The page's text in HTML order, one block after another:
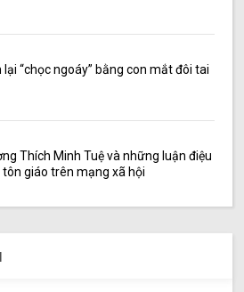
lại “chọc ngoáy” bằng con mắt đôi tai
Thích Minh Tuệ và những luận điệu
tôn giáo trên mạng xã hội